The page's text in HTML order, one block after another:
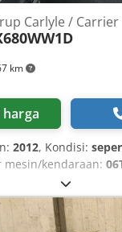
km
Carlyle / Carrier
2012, Kondisi:
mesin/kendaraan:
380/690V/60Hz
Chjdpeflflqofx